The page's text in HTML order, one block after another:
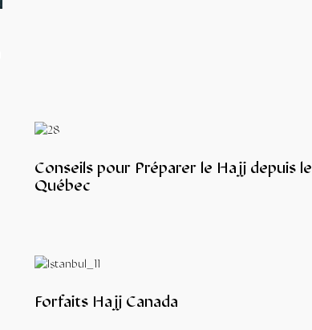
Conseils pour Préparer le Hajj depuis le
Québec
Forfaits Hajj Canada